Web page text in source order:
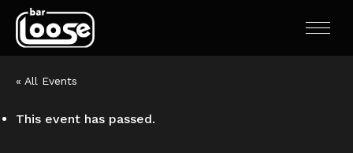
« All Events
This event has passed.